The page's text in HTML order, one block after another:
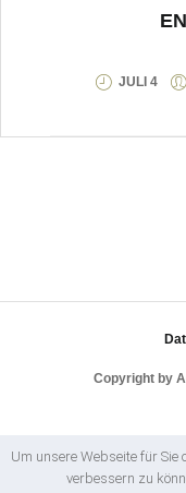
JULI 4
Copyright by
Um unsere Webseite für
verbessern zu